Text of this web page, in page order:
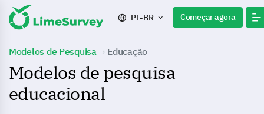
PT-BR Começar agora
Modelos de Pesquisa Educação
Modelos de pesquisa
educacional